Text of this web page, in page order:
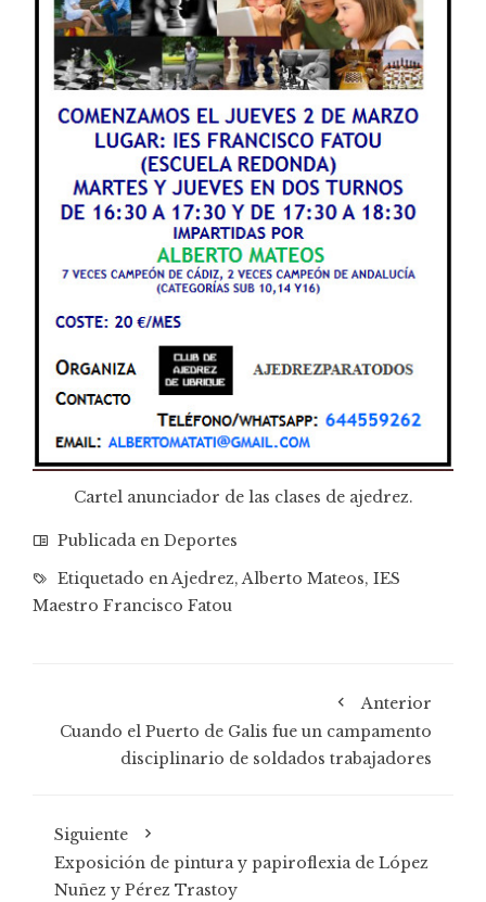
Cartel anunciador de las clases de ajedrez.
Publicada en Deportes
Etiquetado en Ajedrez, Alberto Mateos, IES
Maestro Francisco Fatou
Anterior
Cuando el Puerto de Galis fue un campamento
disciplinario de soldados trabajadores
Siguiente
Exposición de pintura y papiroflexia de López
Nuñez y Pérez Trastoy